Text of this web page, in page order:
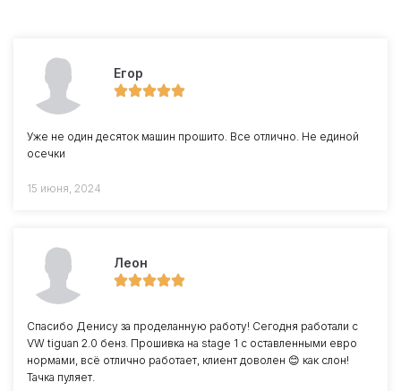
Егор
Уже не один десяток машин прошито. Все отлично. Не единой
осечки
15 июня, 2024
Леон
Спасибо Денису за проделанную работу! Сегодня работали с
VW tiguan 2.0 бенз. Прошивка на stage 1 с оставленными евро
нормами, всё отлично работает, клиент доволен 😊 как слон!
Тачка пуляет.